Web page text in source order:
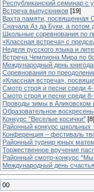
Республиканский семинар с
Встреча выпускников [19]
Вахта памяти, посвященная
Сначала Аз да Буки, а потом
Школьные соревнования по
«Классная встреча» с
Неделя русского языка и
Встреча Чемпиона Мира по
Международный день
Cоревнования по
«Классная встреча»,
Смотр строя и песни среди
Смотр строя и песни среди
Проводы зимы в Аликовском
Образовательное
Конкурс "Веселые косички" [8]
Районный конкурс школьных
Конференция – фестиваль
Районный турнир юных
Торжественное вручение
Районный смотр-конкурс
Международный день счастья
00